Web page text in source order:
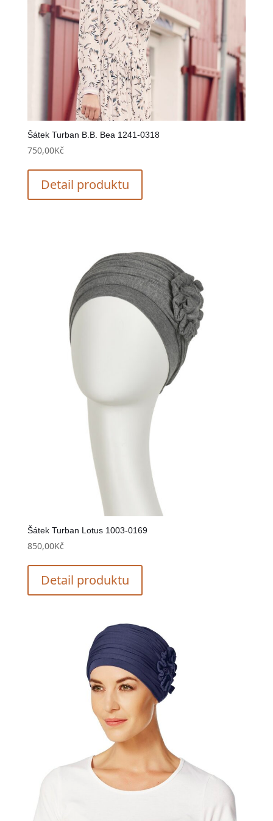
Šátek Turban B.B. Bea 1241-0318
750,00Kč
Detail produktu
Šátek Turban Lotus 1003-0169
850,00Kč
Detail produktu